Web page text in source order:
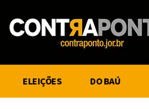
ELEIÇÕES DO BAÚ